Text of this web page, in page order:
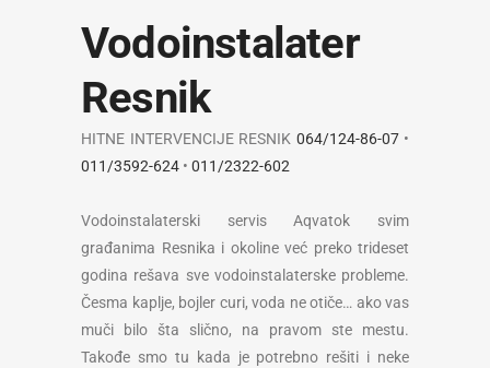
Vodoinstalater
Resnik
HITNE INTERVENCIJE RESNIK 064/124-86-07•
011/3592-624 • 011/2322-602
Vodoinstalaterski servis Aqvatok svim
građanima Resnika i okoline već preko trideset
godina rešava sve vodoinstalaterske probleme.
Česma kaplje, bojler curi, voda ne otiče… ako vas
muči bilo šta slično, na pravom ste mestu.
Takođe smo tu kada je potrebno rešiti i neke